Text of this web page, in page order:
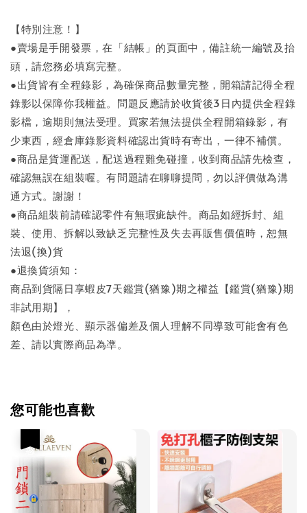
【特別注意！】
●賣場是手開發票，在「結帳」的頁面中，備註統一編號及抬
頭，請您務必填寫完整。
●出貨皆有全程錄影，為確保商品數量完整，開箱請記得全程
錄影以保障你我權益。問題反應請於收貨後3日內提供全程錄
影檔，逾期則無法受理。買家若無法提供全程開箱錄影，有
少東西，經倉庫錄影資料確認出貨時有寄出，一律不補償。
●商品是貨運配送，配送過程難免碰撞，收到商品請先檢查，
確認無誤在組裝喔。有問題請在聊聊提問，勿以評價做為溝
通方式。謝謝！
●商品組裝前請確認零件有無瑕疵缺件。商品如經拆封、組
裝、使用、拆解以致缺乏完整性及失去再販售價值時，恕無
法退(換)貨
●退換貨須知：
商品到貨隔日享蝦皮7天鑑賞(猶豫)期之權益【鑑賞(猶豫)期
非試用期】，
顏色由於燈光、顯示器偏差及個人理解不同導致可能會有色
差、請以實際商品為凖。
您可能也喜歡